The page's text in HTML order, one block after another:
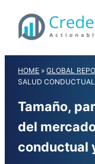
content
HOME »GLOBAL
SALUD
Tamaño,
del
conductual